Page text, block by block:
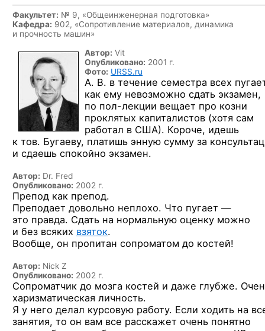
Факультет: № 9, «Общеинженерная подготовка»
Кафедра: 902, «Сопротивление материалов, динамика
и прочность машин»
Автор: Vit
Опубликовано: 2001 г.
Фото: URSS.ru
А. В. в течение семестра всех
как ему невозможно сдать экзамен,
по пол-лекции вещает про козни
проклятых капиталистов (хотя сам
работал в США). Короче, идешь
к тов. Бугаеву, платишь энную сумму за
и сдаешь спокойно экзамен.
Автор: Dr. Fred
Опубликовано: 2002 г.
Препод как препод.
Преподает довольно неплохо. Что пугает —
это правда. Сдать на нормальную оценку можно
и без всяких взяток.
Вообще, он пропитан сопроматом до костей!
Автор: Nick Z
Опубликовано: 2002 г.
Сопроматчик до мозга костей и даже глубже.
харизматическая личность.
Я у него делал курсовую работу. Если ходить на
занятия, то он вам все расскажет очень понятно